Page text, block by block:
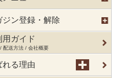
ジン登録・解除
用ガイド
配送方法 / 会社概要
れる理由